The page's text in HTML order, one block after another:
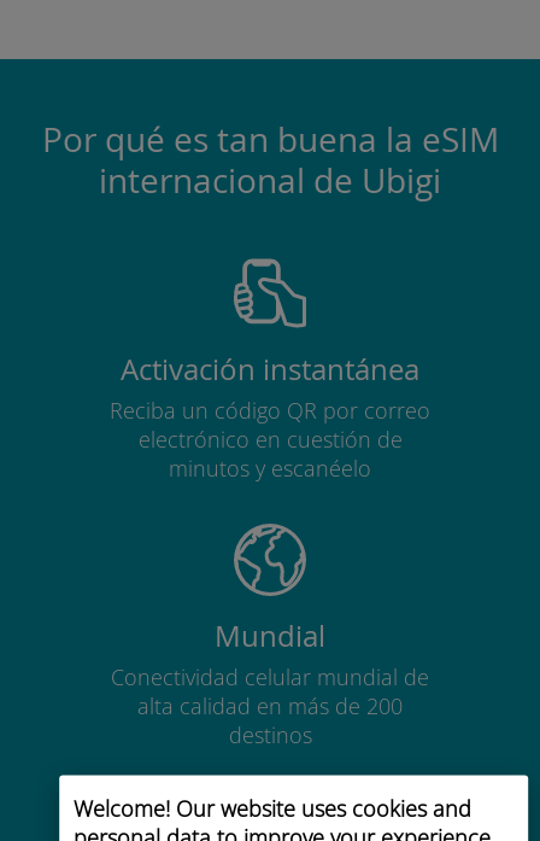
Welcome! Our website uses cookies and
Por qué es tan buena la eSIM
internacional de Ubigi
Activación instantánea
Reciba un código QR por correo
electrónico en cuestión de
minutos y escanéelo
Mundial
Conectividad celular mundial de
alta calidad en más de 200
destinos